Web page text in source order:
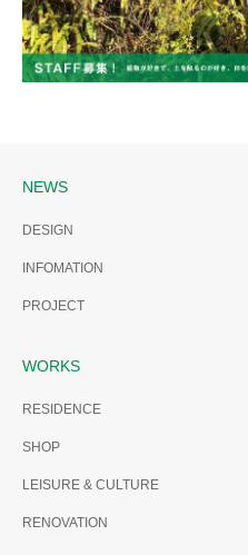
NEWS
DESIGN
INFOMATION
PROJECT
WORKS
RESIDENCE
SHOP
LEISURE & CULTURE
RENOVATION